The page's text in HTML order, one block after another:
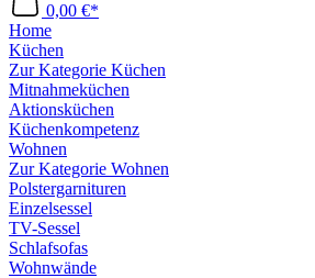
0,00 €*
Home
Küchen
Zur Kategorie Küchen
Mitnahmeküchen
Aktionsküchen
Küchenkompetenz
Wohnen
Zur Kategorie Wohnen
Polstergarnituren
Einzelsessel
TV-Sessel
Schlafsofas
Wohnwände